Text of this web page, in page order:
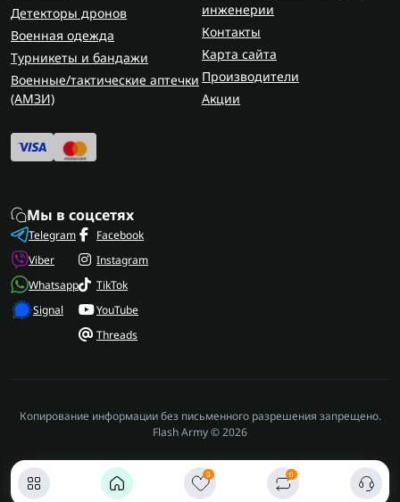
0 0
Детекторы дронов
Военная одежда
Турникеты и бандажи
Военные/тактические аптечки
(AMЗИ)
инженерии
Контакты
Карта сайта
Производители
Акции
Мы в соцсетях
Telegram
Viber
Whatsapp
Signal
Facebook
Instagram
TikTok
YouTube
Threads
Копирование информации без письменного разрешения запрещено.
Flash Army © 2026